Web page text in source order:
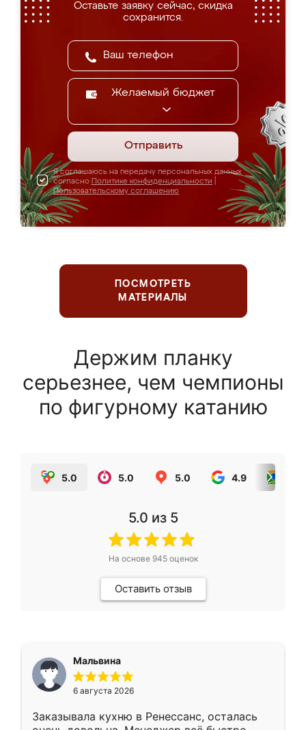
Оставьте заявку сейчас, скидка
сохранится.
Желаемый бюджет
Отправить
Я соглашаюсь на передачу персональных данных
согласно Политике конфиденциальности
Пользовательскому соглашению
ПОСМОТРЕТЬ
МАТЕРИАЛЫ
Держим планку
серьезнее, чем чемпионы
по фигурному катанию
5.0 5.0 5.0 4.9
5.0 из 5
На основе 945оценок
Оставить отзыв
Мальвина
6 августа 2026
Заказывала кухню в Ренессанс, осталась